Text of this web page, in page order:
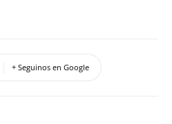
+ Seguinos en Google